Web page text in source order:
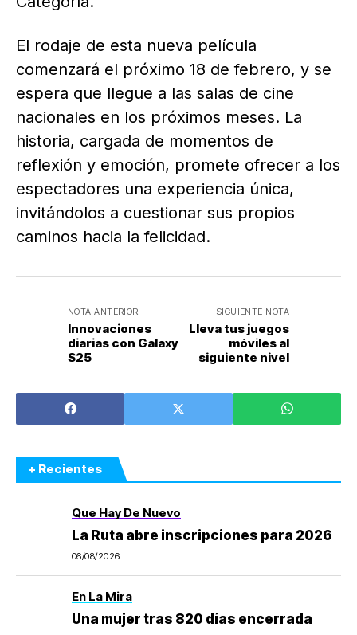
El rodaje de esta nueva película
comenzará el próximo 18 de febrero, y se
espera que llegue a las salas de cine
nacionales en los próximos meses. La
historia, cargada de momentos de
reflexión y emoción, promete ofrecer a los
espectadores una experiencia única,
invitándolos a cuestionar sus propios
caminos hacia la felicidad.
NOTA ANTERIOR
Innovaciones
diarias con Galaxy
S25
SIGUIENTE NOTA
Lleva tus juegos
móviles al
siguiente nivel
+ Recientes
Que Hay De Nuevo
La Ruta abre inscripciones para 2026
06/08/2026
En La Mira
Una mujer tras 820 días encerrada